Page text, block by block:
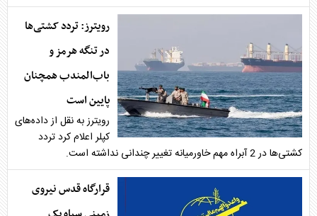
رویترز: تردد کشتی‌ها
در تنگه هرمز و
باب‌المندب همچنان
پایین است
رویترز به نقل از داده‌های
کپلر اعلام کرد تردد
کشتی‌ها در 2 آبراه مهم خاورمیانه تغییر چندانی نداشته است.
قرارگاه قدس نیروی